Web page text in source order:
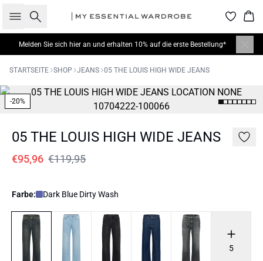
Suche
Melden Sie sich hieran und erhalten 10% auf die erste Bestellung*
STARTSEITE SHOP JEANS 05 THE LOUIS HIGH WIDE JEANS
-20%
05 THE LOUIS HIGH WIDE JEANS
€95,96 €119,95
Farbe: Dark Blue Dirty Wash
5